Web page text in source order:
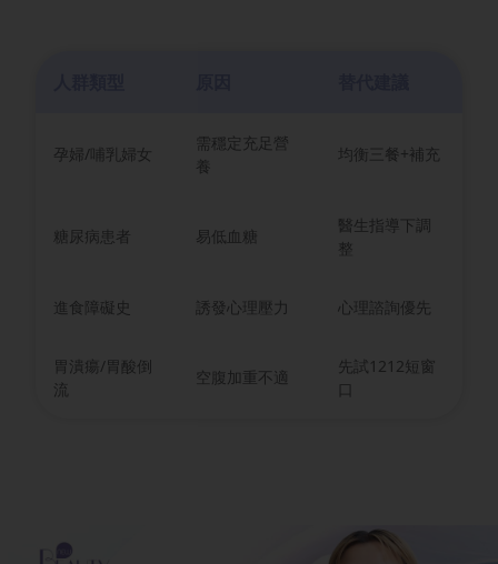
孕婦/哺乳婦女
需穩定充足營
養
均衡三餐+補充
糖尿病患者 易低血糖
醫生指導下調
整
進食障礙史 誘發心理壓力 心理諮詢優先
胃潰瘍/胃酸倒
流
空腹加重不適
先試1212短窗
口